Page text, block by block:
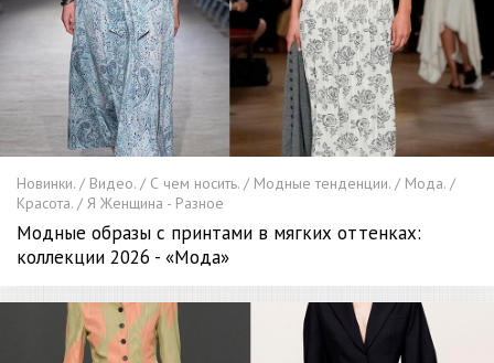
Новинки. / Видео. / С чем носить. / Модные тенденции. / Мода. /
Красота. / Я Женщина - Разное
Модные образы с принтами в мягких оттенках:
коллекции 2026 - «Мода»